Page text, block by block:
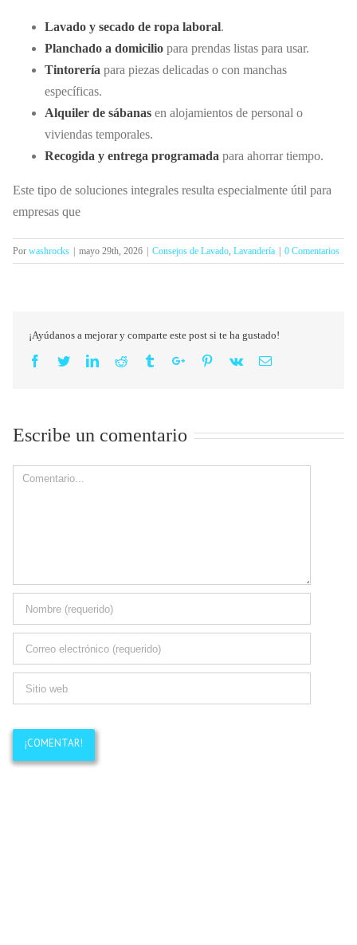
Lavado y secado de ropa laboral.
Planchado a domicilio para prendas listas para usar.
Tintorería para piezas delicadas o con manchas
específicas.
Alquiler de sábanas en alojamientos de personal o
viviendas temporales.
Recogida y entrega programada para ahorrar tiempo.
Este tipo de soluciones integrales resulta especialmente útil para
empresas que
Por washrocks mayo 29th, 2026 Consejos de Lavado, Lavandería 0 Comentarios
¡Ayúdanos a mejorar y comparte este post si te ha gustado!
Facebook
TwitterLinkedinReddit TumblrGoogle+Pinterest
Vk Email
Escribe un comentario
Comment